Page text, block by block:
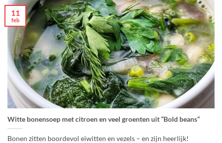
Witte bonensoep met citroen en veel groenten uit “Bold beans”
Bonen zitten boordevol eiwitten en vezels – en zijn heerlijk!
11
feb